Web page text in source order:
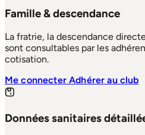
Famille & descendance
La fratrie, la descendance
sont consultables par les
cotisation.
Me connecterAdhérer au club
Données sanitaires